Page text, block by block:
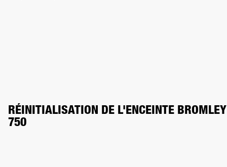
RÉINITIALISATION DE L'ENCEINTE BROMLEY
750